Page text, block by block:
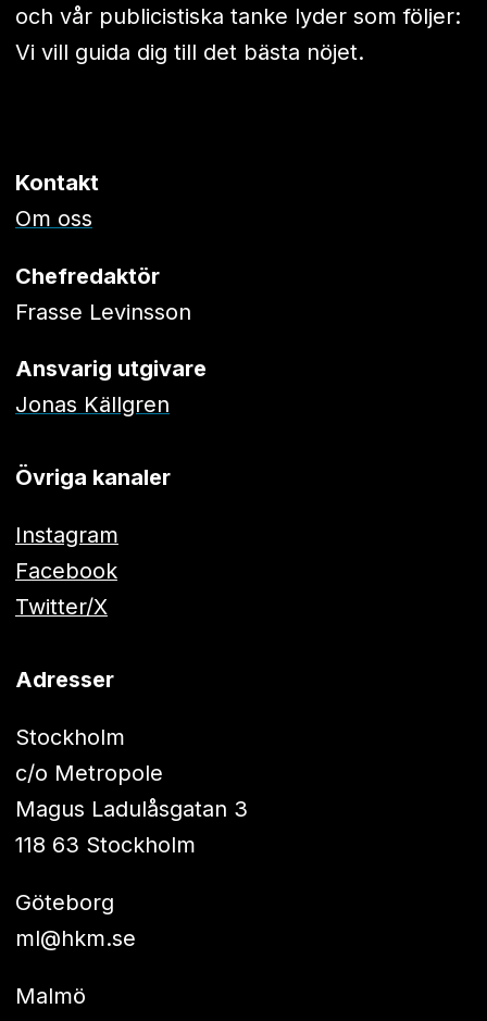
och vår publicistiska tanke lyder som följer:
Vi vill guida dig till det bästa nöjet.
Kontakt
Om oss
Chefredaktör
Frasse Levinsson
Ansvarig utgivare
Jonas Källgren
Övriga kanaler
Instagram
Facebook
Twitter/X
Adresser
Stockholm
c/o Metropole
Magus Ladulåsgatan 3
118 63 Stockholm
Göteborg
ml@hkm.se
Malmö